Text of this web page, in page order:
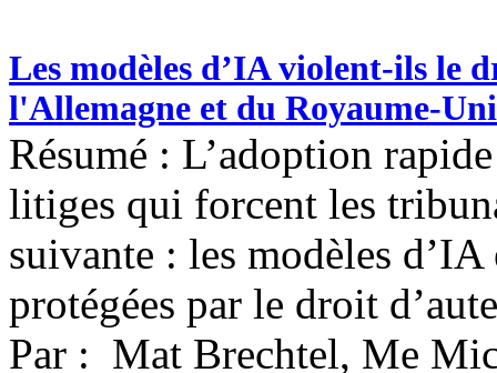
Les modèles d’IA violent-ils le
l'Allemagne et du Royaume-
Résumé : L’adoption
litiges qui forcent les
suivante : les modèles
protégées par le droit
Par : Mat Brechtel, Me